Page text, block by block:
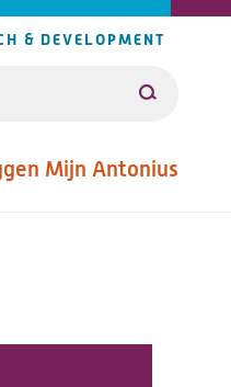
& DEVELOPMENT
Zoeken
Mijn Antonius